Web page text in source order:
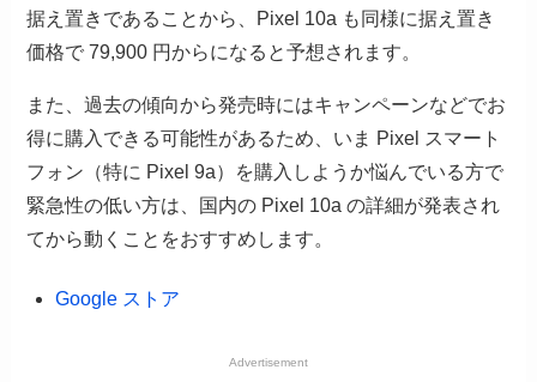
据え置きであることから、Pixel 10a も同様に据え置き
価格で 79,900 円からになると予想されます。
また、過去の傾向から発売時にはキャンペーンなどでお
得に購入できる可能性があるため、いま Pixel スマート
フォン（特に Pixel 9a）を購入しようか悩んでいる方で
緊急性の低い方は、国内の Pixel 10a の詳細が発表され
てから動くことをおすすめします。
Google ストア
Advertisement